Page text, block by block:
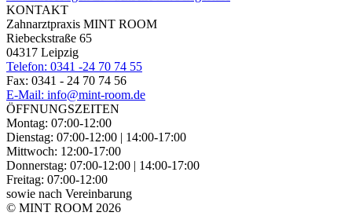
KONTAKT
Zahnarztpraxis MINT ROOM
Riebeckstraße 65
04317 Leipzig
Telefon: 0341 -24 70 74 55
Fax: 0341 - 24 70 74 56
E-Mail: info@mint-room.de
ÖFFNUNGSZEITEN
Montag: 07:00-12:00
Dienstag: 07:00-12:00 | 14:00-17:00
Mittwoch: 12:00-17:00
Donnerstag: 07:00-12:00 | 14:00-17:00
Freitag: 07:00-12:00
sowie nach Vereinbarung
© MINT ROOM 2026